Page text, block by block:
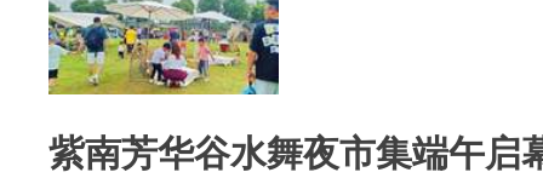
紫南芳华谷水舞夜市集端午启